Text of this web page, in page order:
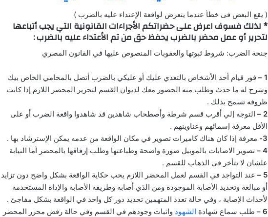
( يقع البعض فى خطأ عندما يتعرض لواقعة الإعتداء عليه بالضرب )
* لذلك فسوف اعرض على حضراتكم الأجراءات القانونية التي يجب أتباعها
لتحرير أو عمل محضر بالضرب يحفظ حق من تم الأعتداء عليه بالضرب :
جنحة الضرب: شروط ثبوتها والعقوبات المنصوص عليها في القانون المصري
1 –
فور قيام أحد الأشخاص بالتعدي عليك أو عليكي بالضرب أتصل بالمحامي الخاص بيك
وشرح له ما حدث وطلب منه الحضور معك لديوان القسم لتحرير المحضر اللازم إذا كانت
ظروفه تسمح بذلك .
2 –
التوجه إلي أقرب قسم شرطة وأصطحاب شاهدين قد شاهدوا واقعة الضرب أو على
الأقل معرفة إسمائهم وعناوينهم .
3-
معرفة إذا كان هناك كاميرات تصوير في مكان الواقعة من عدمه يمكن الإسترشاد بها .
4 –
تصوير الاصابات بالموبيل صورة واضحة وطباعتها وطلب إرفاقها بالمحضر أما النيابة
علشان لا تتأخر في الذهاب للقسم .
5 –
عند التواجد في القسم لعمل المحضر اللازم يحب حكاية الواقعة بشكل واضح دون تزايد
أو مبالغة وتحديد الأصابة الموجودة ومن الذي أصابه وطريقة الأصابة والإداة المستخدمة
لأحداث الإصابة ، وفي حالة تعدد المتهمين تحديد دور كل واحد في الواقعة بشكل مفاجئ .
6 –
طلب سماع شهادة الشهود واثبات وجودهم في القسم وفي حالة رفض محرر المحضر